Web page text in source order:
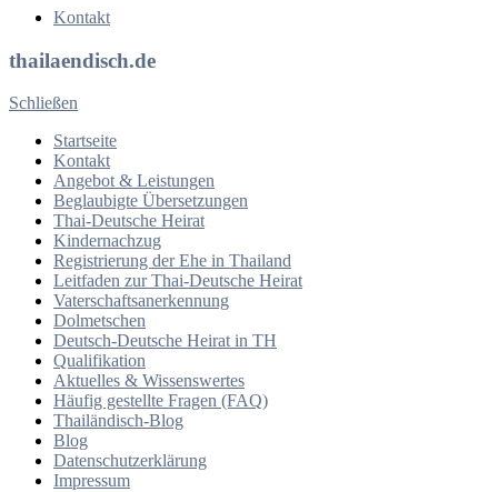
Kontakt
thailaendisch.de
Schließen
Startseite
Kontakt
Angebot & Leistungen
Beglaubigte Übersetzungen
Thai-Deutsche Heirat
Kindernachzug
Registrierung der Ehe in Thailand
Leitfaden zur Thai-Deutsche Heirat
Vaterschaftsanerkennung
Dolmetschen
Deutsch-Deutsche Heirat in TH
Qualifikation
Aktuelles & Wissenswertes
Häufig gestellte Fragen (FAQ)
Thailändisch-Blog
Blog
Datenschutzerklärung
Impressum